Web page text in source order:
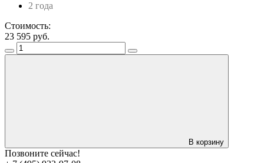
2 года
Стоимость:
23 595 руб.
В корзину
Позвоните сейчас!